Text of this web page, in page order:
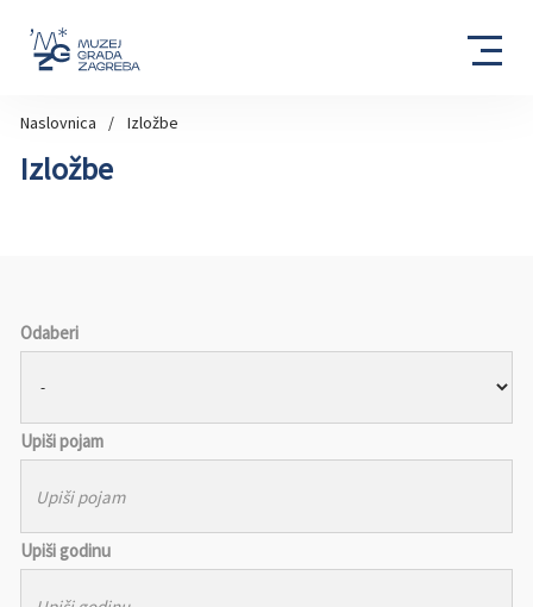
Naslovnica Izložbe
Izložbe
Odaberi
Upiši pojam
Upiši godinu